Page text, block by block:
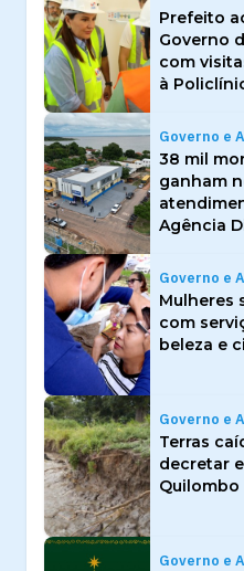
Prefeito
Governo
com
à
Governo e
38 mil
ganham
Agência
Governo e
Mulheres
com
beleza e
Governo e
Terras
decretar
Quilombo
Governo e